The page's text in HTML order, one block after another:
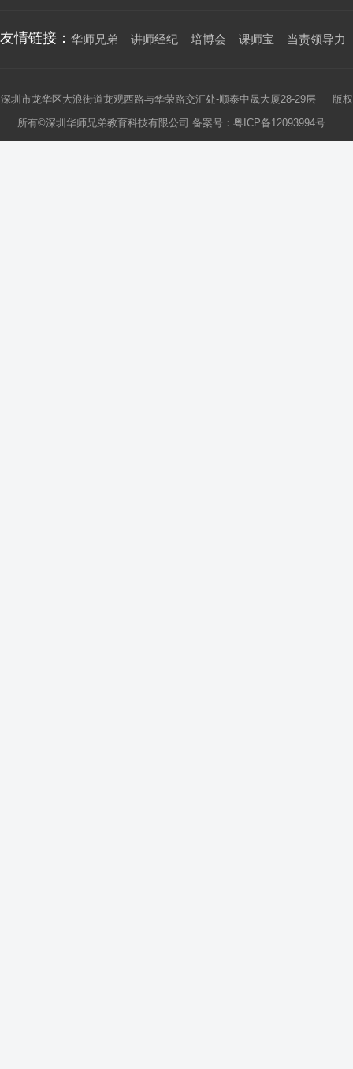
友情链接： 华师兄弟 讲师经纪 培博会 课师宝 当责领导力
深圳市龙华区大浪街道龙观西路与华荣路交汇处-顺泰中晟大厦28-29层 版权
所有©深圳华师兄弟教育科技有限公司 备案号： 粤ICP备12093994号